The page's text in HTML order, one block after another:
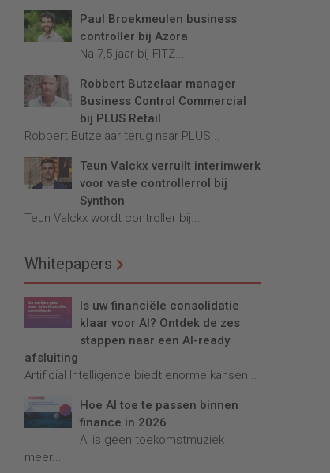
Paul Broekmeulen business
controller bij Azora
Na 7,5 jaar bij FITZ...
Robbert Butzelaar manager
Business Control Commercial
bij PLUS Retail
Robbert Butzelaar terug naar PLUS...
Teun Valckx verruilt interimwerk
voor vaste controllerrol bij
Synthon
Teun Valckx wordt controller bij...
Whitepapers
Is uw financiële consolidatie
klaar voor AI? Ontdek de zes
stappen naar een AI-ready
afsluiting
Artificial Intelligence biedt enorme kansen...
Hoe AI toe te passen binnen
finance in 2026
AI is geen toekomstmuziek
meer...